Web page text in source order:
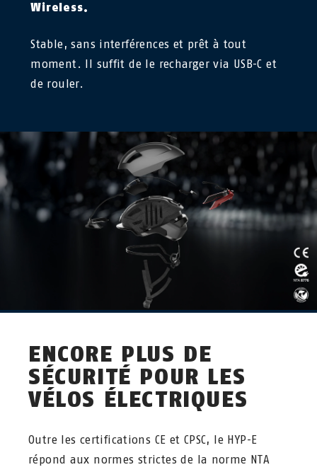
Wireless.
Stable, sans interférences et prêt à tout
moment. Il suffit de le recharger via USB-C et
de rouler.
ENCORE PLUS DE
SÉCURITÉ POUR LES
VÉLOS ÉLECTRIQUES
Outre les certifications CE et CPSC, le HYP-E
répond aux normes strictes de la norme NTA